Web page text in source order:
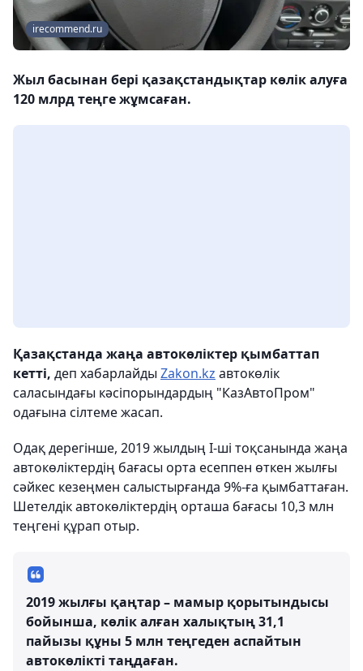
irecommend.ru
Жыл басынан бері қазақстандықтар көлік алуға
120 млрд теңге жұмсаған.
Қазақстанда жаңа автокөліктер қымбаттап
кетті, деп хабарлайды Zakon.kz автокөлік
саласындағы кәсіпорындардың "КазАвтоПром"
одағына сілтеме жасап.
Одақ дерегінше, 2019 жылдың I-ші тоқсанында жаңа
автокөліктердің бағасы орта есеппен өткен жылғы
сәйкес кезеңмен салыстырғанда 9%-ға қымбаттаған.
Шетелдік автокөліктердің орташа бағасы 10,3 млн
теңгені құрап отыр.
2019 жылғы қаңтар – мамыр қорытындысы
бойынша, көлік алған халықтың 31,1
пайызы құны 5 млн теңгеден аспайтын
автокөлікті таңдаған.